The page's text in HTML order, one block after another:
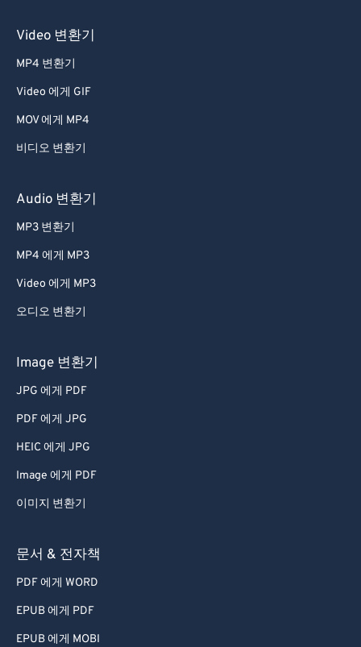
Video 변환기
MP4 변환기
Video 에게 GIF
MOV 에게 MP4
비디오 변환기
Audio 변환기
MP3 변환기
MP4 에게 MP3
Video 에게 MP3
오디오 변환기
Image 변환기
JPG 에게 PDF
PDF 에게 JPG
HEIC 에게 JPG
Image 에게 PDF
이미지 변환기
문서 & 전자책
PDF 에게 WORD
EPUB 에게 PDF
EPUB 에게 MOBI